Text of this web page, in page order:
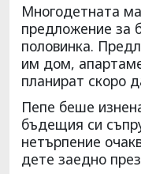
Многодетната
предложение за
половинка.
им дом,
планират скоро
Пепе беше
бъдещия си
нетърпение
дете заедно